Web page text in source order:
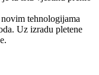
tehnologijama
Uz izradu pletene